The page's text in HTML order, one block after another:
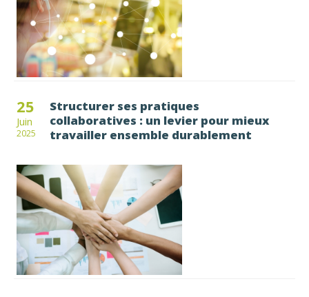
25
Juin
2025
Structurer ses pratiques
collaboratives : un levier pour mieux
travailler ensemble durablement